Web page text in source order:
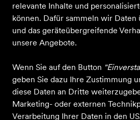
relevante Inhalte und
können. Dafür sammeln wir
und das geräteübergreifende
unsere Angebote.
Wenn Sie auf den Button
geben Sie dazu Ihre Zustimmung
diese Daten an Dritte
Marketing- oder externen
Verarbeitung Ihrer Daten in den